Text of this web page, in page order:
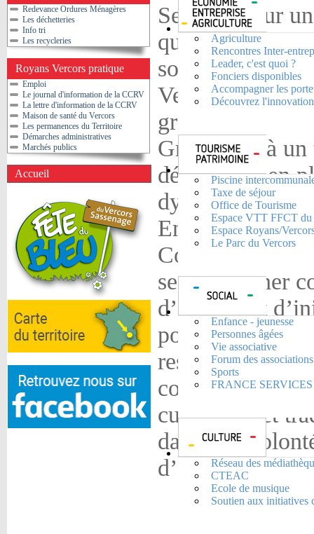
Agriculture
Rencontres Inter-
Leader, c'est quoi ?
Fonciers disponibles
Accompagner les
Découvrez
Piscine
Taxe de séjour
Office de Tourisme
Espace VTT FFCT du
Espace Royans/
Le Parc du Vercors
Enfance - jeunesse
Personnes âgées
Vie associative
Forum des associations
Sports
FRANCE SERVICES
Réseau des
CTEAC
Ecole de musique
Soutien aux initiatives
Redevance Ordures Ménagères
Les déchetteries
Info tri
Les recycleries
Royans Vercors pratique
Emploi
Le journal d'information de la CCRV
La lettre d'information de la CCRV
Maison de santé du Vercors
Les permanences du Territoire
Démarches administratives
Marchés publics
Accueil
Se basant sur
qualité
son cadre de
Vercors, à
grandes zones
Grenoble), à un
découverte en
dynamisme de
Entreprises, la
Communes du
se positionner
d’accueil et
positionnement
respect et la
composantes
culturelles et
dans une
d’échanges